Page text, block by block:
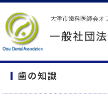
大津市歯科医師会オ